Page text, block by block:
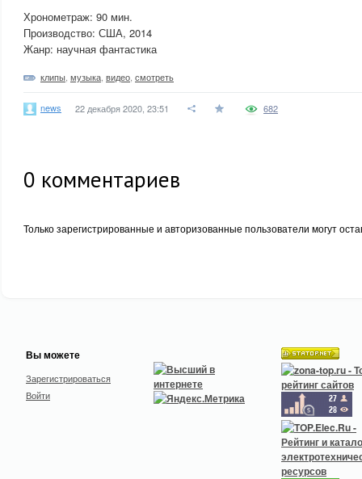
Хронометраж: 90 мин.
Производство: США, 2014
Жанр: научная фантастика
клипы музыка видео смотреть
news 22 декабря 2020, 23:51 682
0 комментариев
Только зарегистрированные и авторизованные пользователи могут
Вы можете
Зарегистрироваться
Войти